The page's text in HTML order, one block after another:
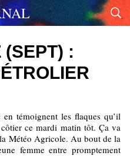
(SEPT) :
ce mardi matin tôt. Ça va
Météo Agricole. Au bout de la
femme entre promptement